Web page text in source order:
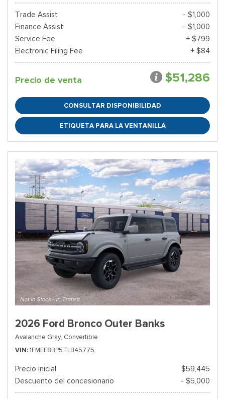
Trade Assist
- $1,000
Finance Assist
- $1,000
Service Fee
+ $799
Electronic Filing Fee
+ $84
Precio de venta $51,286
CONSULTAR DISPONIBILIDAD
ETIQUETA PARA LA VENTANILLA
2026 Ford Bronco Outer Banks
Avalanche Gray, Convertible
VIN 1FMEE8BP5TLB45775
Precio inicial
$59,445
Descuento del concesionario
- $5,000